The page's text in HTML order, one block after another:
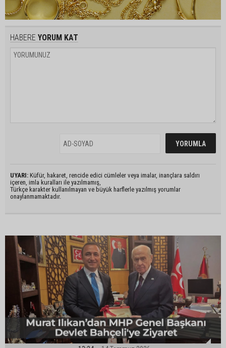
HABERE YORUM KAT
UYARI: Küfür, hakaret, rencide edici cümleler veya imalar, inançlara saldırı
içeren, imla kuralları ile yazılmamış,
Türkçe karakter kullanılmayan ve büyük harflerle yazılmış yorumlar
onaylanmamaktadır.